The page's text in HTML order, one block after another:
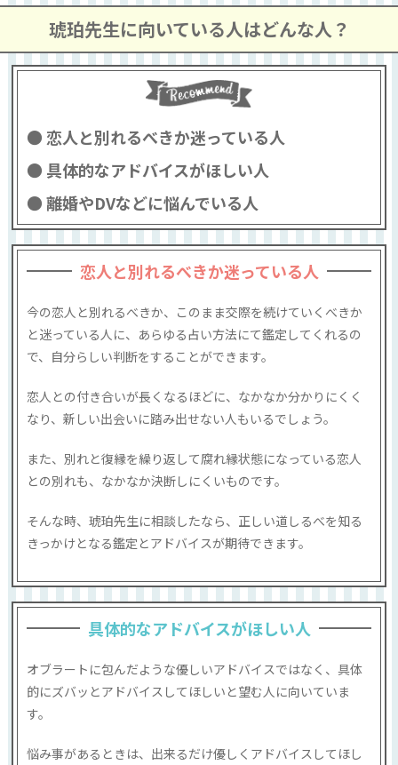
琥珀先生に向いている人はどんな人？
恋人と別れるべきか迷っている人
具体的なアドバイスがほしい人
離婚やDVなどに悩んでいる人
恋人と別れるべきか迷っている人
今の恋人と別れるべきか、このまま交際を続けていくべきか
と迷っている人に、あらゆる占い方法にて鑑定してくれるの
で、自分らしい判断をすることができます。
恋人との付き合いが長くなるほどに、なかなか分かりにくく
なり、新しい出会いに踏み出せない人もいるでしょう。
また、別れと復縁を繰り返して腐れ縁状態になっている恋人
との別れも、なかなか決断しにくいものです。
そんな時、琥珀先生に相談したなら、正しい道しるべを知る
きっかけとなる鑑定とアドバイスが期待できます。
具体的なアドバイスがほしい人
オブラートに包んだような優しいアドバイスではなく、具体
的にズバッとアドバイスしてほしいと望む人に向いていま
す。
悩み事があるときは、出来るだけ優しくアドバイスしてほし